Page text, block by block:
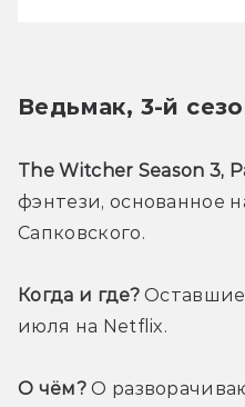
Ведьмак, 3-й
The Witcher Season 3,
фэнтези, основанное
Сапковского.
Когда и где?
июля на Netflix.
О чём? О